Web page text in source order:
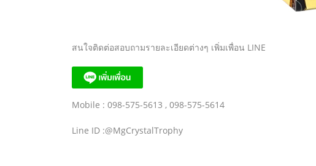
สนใจติดต่อสอบถามรายละเอียดต่างๆ เพิ่มเพื่อน LINE
Mobile : 098-575-5613 , 098-575-5614
Line ID :@MgCrystalTrophy